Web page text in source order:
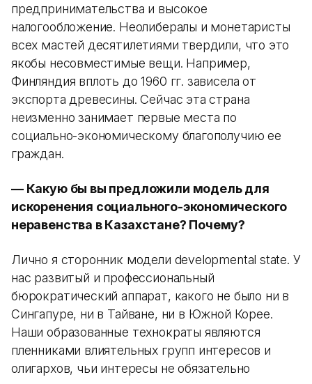
предпринимательства и высокое
налогообложение. Неолибералы и монетаристы
всех мастей десятилетиями твердили, что это
якобы несовместимые вещи. Например,
Финляндия вплоть до 1960 гг. зависела от
экспорта древесины. Сейчас эта страна
неизменно занимает первые места по
социально-экономическому благополучию ее
граждан.
— Какую бы вы предложили модель для
искоренения социального-экономического
неравенства в Казахстане? Почему?
Лично я сторонник модели developmental state. У
нас развитый и профессиональный
бюрократический аппарат, какого не было ни в
Сингапуре, ни в Тайване, ни в Южной Корее.
Наши образованные технократы являются
пленниками влиятельных групп интересов и
олигархов, чьи интересы не обязательно